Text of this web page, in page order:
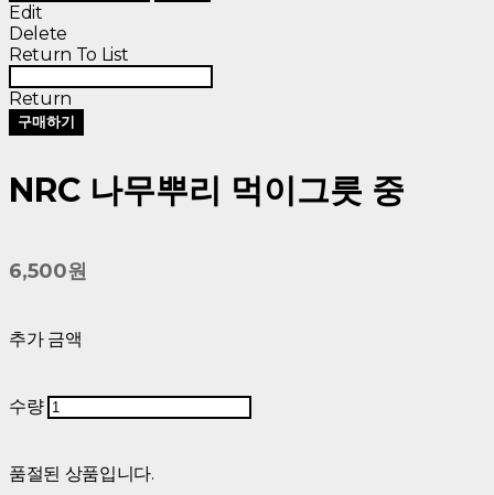
Edit
Delete
Return To List
Return
구매하기
NRC 나무뿌리 먹이그릇 중
6,500원
추가 금액
수량
품절된 상품입니다.